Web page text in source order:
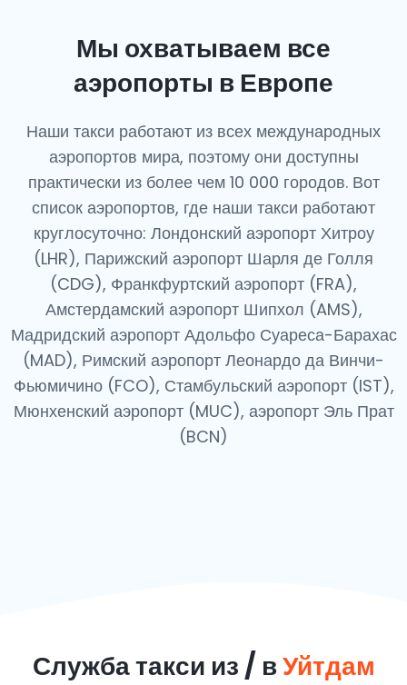
Мы охватываем все
аэропорты в Европе
Наши такси работают из всех международных
аэропортов мира, поэтому они доступны
практически из более чем 10 000 городов. Вот
список аэропортов, где наши такси работают
круглосуточно: Лондонский аэропорт Хитроу
(LHR), Парижский аэропорт Шарля де Голля
(CDG), Франкфуртский аэропорт (FRA),
Амстердамский аэропорт Шипхол (AMS),
Мадридский аэропорт Адольфо Суареса-Барахас
(MAD), Римский аэропорт Леонардо да Винчи-
Фьюмичино (FCO), Стамбульский аэропорт (IST),
Мюнхенский аэропорт (MUC), аэропорт Эль Прат
(BCN)
Служба такси из / вУйтдам